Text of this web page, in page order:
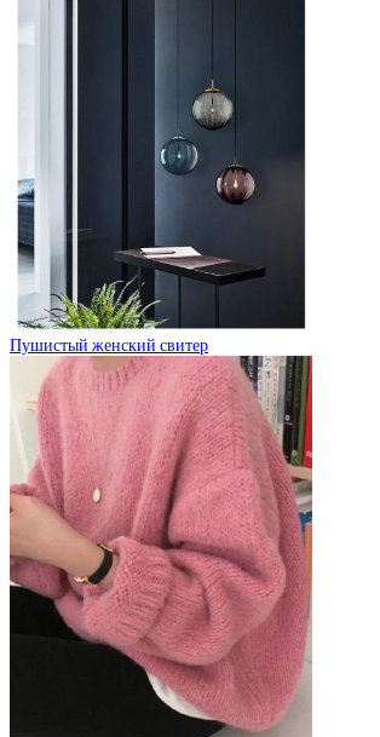
Пушистый женский свитер